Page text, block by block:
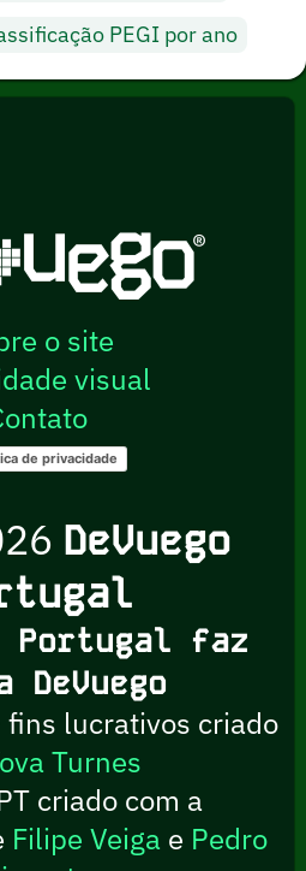
PEGI por ano
o site
visual
de privacidade
DeVuego
Portugal faz
fins lucrativos criado
Turnes
criado com a
Filipe Veiga e Pedro